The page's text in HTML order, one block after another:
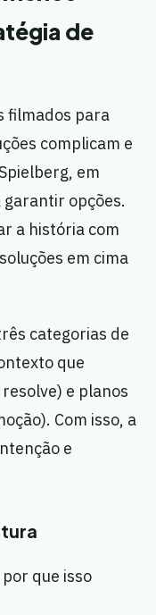
de
filmados para
complicam e
em
opções.
a história com
em cima
categorias de
que
e planos
Com isso, a
e
que isso